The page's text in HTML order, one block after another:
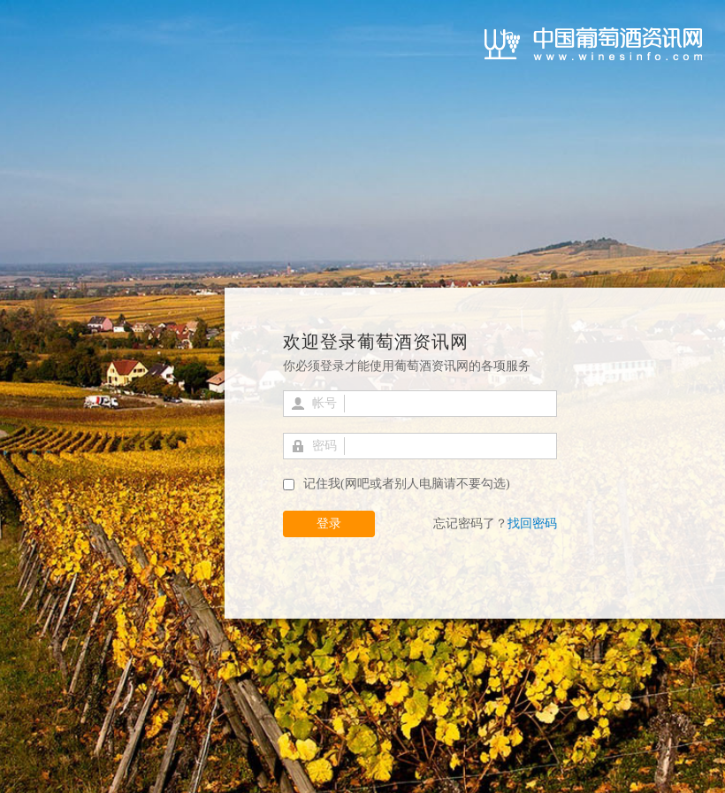
欢迎登录葡萄酒资讯网
你必须登录才能使用葡萄酒资讯网的各项服务
帐号
密码
记住我(网吧或者别人电脑请不要勾选)
登录 忘记密码了？ 找回密码